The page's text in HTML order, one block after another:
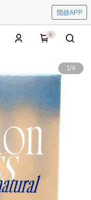
開啟APP
0
1/4